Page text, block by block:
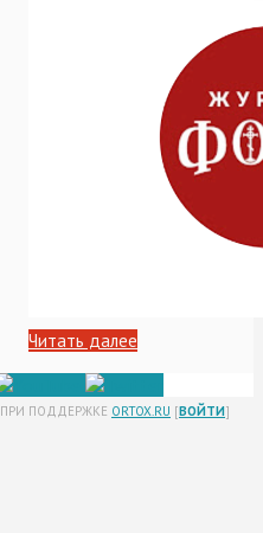
Читать далее
ПРИ ПОДДЕРЖКЕ ORTOX.RU [ВОЙТИ]